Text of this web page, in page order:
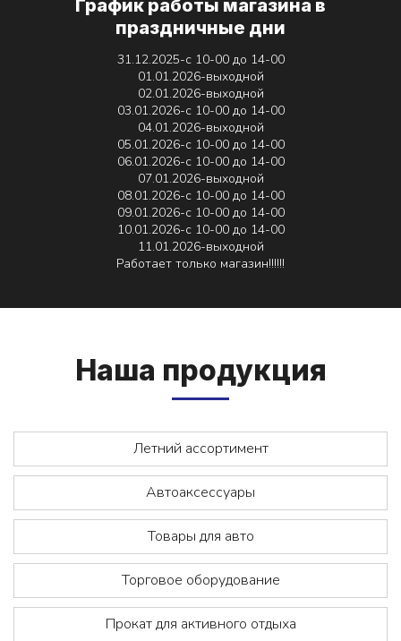
График работы магазина в
праздничные дни
31.12.2025-с 10-00 до 14-00
01.01.2026-выходной
02.01.2026-выходной
03.01.2026-с 10-00 до 14-00
04.01.2026-выходной
05.01.2026-с 10-00 до 14-00
06.01.2026-с 10-00 до 14-00
07.01.2026-выходной
08.01.2026-с 10-00 до 14-00
09.01.2026-с 10-00 до 14-00
10.01.2026-с 10-00 до 14-00
11.01.2026-выходной
Работает только магазин!!!!!!
На­ша про­дук­ция
Летний ассортимент
Автоаксессуары
Товары для авто
Торговое оборудование
Прокат для активного отдыха